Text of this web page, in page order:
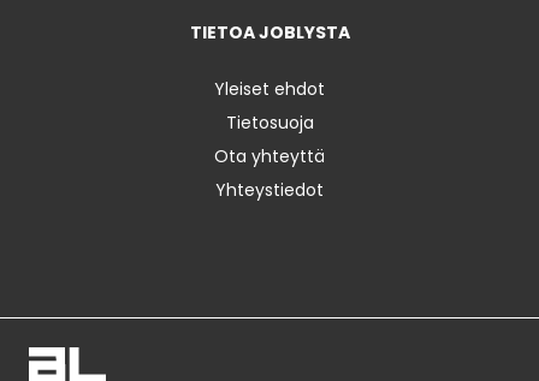
TIETOA JOBLYSTA
Yleiset ehdot
Tietosuoja
Ota yhteyttä
Yhteystiedot